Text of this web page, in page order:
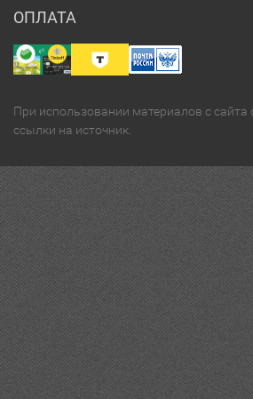
ОПЛАТА
При использовании материалов с
ссылки на источник.